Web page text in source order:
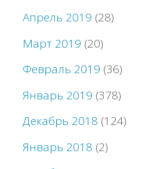
Апрель 2019 (28)
Март 2019 (20)
Февраль 2019 (36)
Январь 2019 (378)
Декабрь 2018 (124)
Январь 2018 (2)